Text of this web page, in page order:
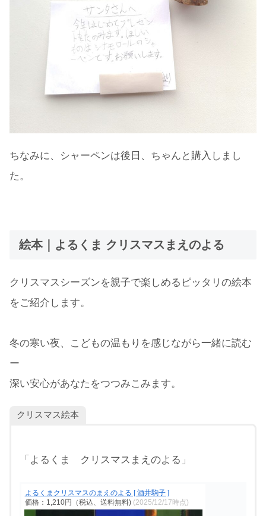
ちなみに、シャーペンは後日、ちゃんと購入しまし
た。
絵本｜よるくま クリスマスまえのよる
クリスマスシーズンを親子で楽しめるピッタリの絵本
をご紹介します。
冬の寒い夜、こどもの温もりを感じながら一緒に読む
ー
深い安心があなたをつつみこみます。
クリスマス絵本
「よるくま クリスマスまえのよる」
よるくまクリスマスのまえのよる [ 酒井駒子 ]
価格：1,210円（税込、送料無料) (2025/12/17時点)